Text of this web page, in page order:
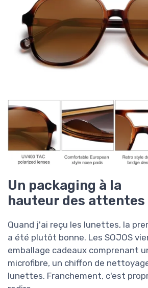
Un packaging à la
hauteur des attentes
Quand j'ai reçu les lunettes, la
a été plutôt bonne. Les SOJOS
emballage cadeaux comprenant
microfibre, un chiffon de
lunettes. Franchement, c'est